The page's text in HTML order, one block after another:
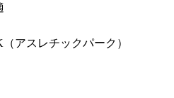
アスレチックパーク）